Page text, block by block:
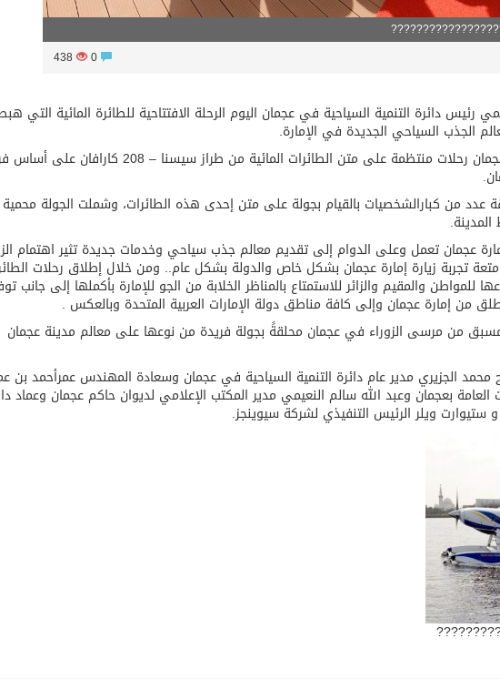
0
438
رئيس دائرة التنمية السياحية في عجمان اليوم الرحلة الافتتاحية للطائرة المائية التي
الجذب السياحي الجديدة في الإمارة.
وستوفر دائرة التنمية السياحية في عجمان رحلات منتظمة على متن الطائرات المائية من طراز سيسنا – 208
عدد من كبارالشخصيات بالقيام بجولة على متن إحدى هذه الطائرات، وشملت الجولة محمية
عجمان تعمل وعلى الدوام إلى تقديم معالم جذب سياحي وخدمات جديدة تثير اهتمام
تجربة زيارة إمارة عجمان بشكل خاص والدولة بشكل عام.. ومن خلال إطلاق رحلات
للمواطن والمقيم والزائر للاستمتاع بالمناظر الخلابة من الجو للإمارة بأكملها إلى جانب
من إمارة عجمان وإلى كافة مناطق دولة الإمارات العربية المتحدة وبالعكس .
من مرسى الزوراء في عجمان محلقةً بجولة فريدة من نوعها على معالم مدينة عجمان
الجزيري مدير عام دائرة التنمية السياحية في عجمان وسعادة المهندس عمرأحمد بن
بعجمان وعبد الله سالم النعيمي مدير المكتب الإعلامي لديوان حاكم عجمان وعماد
و ستيوارت ويلر الرئيس التنفيذي لشركة سيوينجز.